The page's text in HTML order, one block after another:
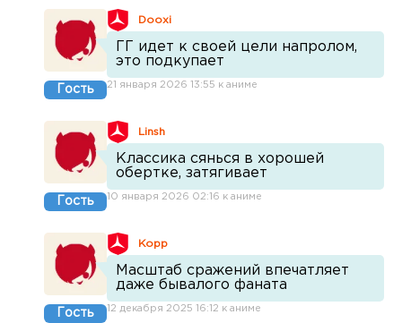
Гость
Dooxi
ГГ идет к своей цели напролом,
это подкупает
21 января 2026 13:55 к аниме
Гость
Linsh
Классика сянься в хорошей
обертке, затягивает
10 января 2026 02:16 к аниме
Гость
Kopp
Масштаб сражений впечатляет
даже бывалого фаната
12 декабря 2025 16:12 к аниме